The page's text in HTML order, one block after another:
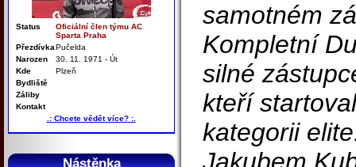
Status
Oficiální člen týmu AC
Sparta Praha
PřezdívkaPučelda
Narozen
30. 11. 1971 - Út
Kde
Plzeň
Bydliště
Záliby
Kontakt
.: Chcete vědět více? :.
Nástěnka
samotném
Kompletní
silné
kteří
kategorii